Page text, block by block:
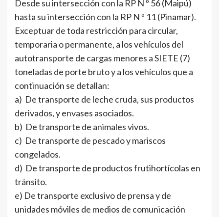
Desde su intersección con la RP N º 56 (Maipú)
hasta su intersección con la RP N º 11 (Pinamar).
Exceptuar de toda restricción para circular,
temporaria o permanente, a los vehículos del
autotransporte de cargas menores a SIETE (7)
toneladas de porte bruto y a los vehículos que a
continuación se detallan:
a) De transporte de leche cruda, sus productos
derivados, y envases asociados.
b) De transporte de animales vivos.
c) De transporte de pescado y mariscos
congelados.
d) De transporte de productos frutihortícolas en
tránsito.
e) De transporte exclusivo de prensa y de
unidades móviles de medios de comunicación